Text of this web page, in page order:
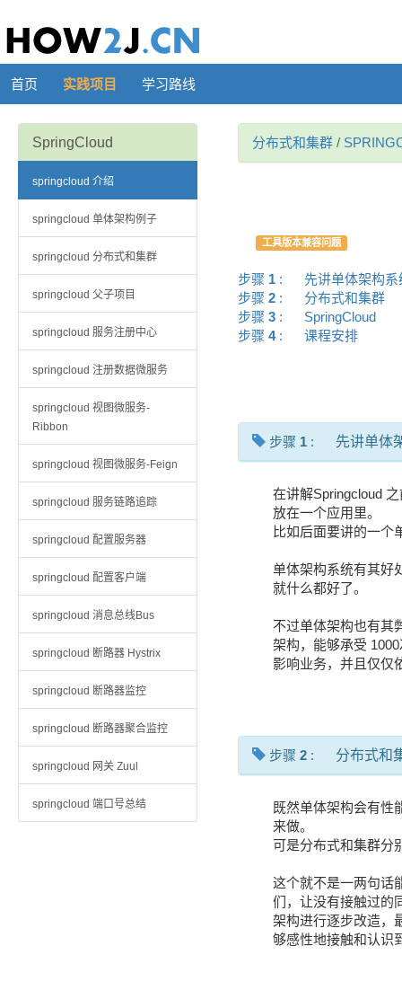
首页 实践项目 学习路线
SpringCloud
springcloud 介绍
springcloud 单体架构例子
springcloud 分布式和集群
springcloud 父子项目
springcloud 服务注册中心
springcloud 注册数据微服务
springcloud 视图微服务-
Ribbon
springcloud 视图微服务-Feign
springcloud 服务链路追踪
springcloud 配置服务器
springcloud 配置客户端
springcloud 消息总线Bus
springcloud 断路器 Hystrix
springcloud 断路器监控
springcloud 断路器聚合监控
springcloud 网关 Zuul
springcloud 端口号总结
分布式和集群 /
工具版本兼容问题
步骤 1 :
先讲单体架构
步骤 2 :
分布式和集群
步骤 3 :
SpringCloud
步骤 4: 课程安排
步骤 1 : 先讲单体
在讲解Springcloud
放在一个应用里。
比如后面要讲的一个
单体架构系统有其好
就什么都好了。
不过单体架构也有其
架构，能够承受
影响业务，并且仅仅
步骤 2 : 分布式和
既然单体架构会有性
来做。
可是分布式和集群分
这个就不是一两句话
们，让没有接触过的
架构进行逐步改造，
够感性地接触和认识